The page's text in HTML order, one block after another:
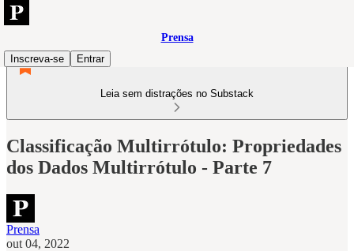
Prensa
Inscreva-se
Entrar
Leia sem distrações no Substack
Classificação Multirrótulo: Propriedades
dos Dados Multirrótulo - Parte 7
Prensa
out 04, 2022